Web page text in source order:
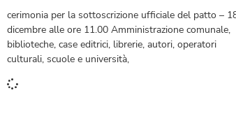
cerimonia per la sottoscrizione ufficiale del patto –
dicembre alle ore 11.00 Amministrazione comunale,
biblioteche, case editrici, librerie, autori, operatori
culturali, scuole e università,